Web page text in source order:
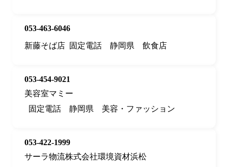
053-463-6046
新藤そば店 固定電話 静岡県 飲食店
053-454-9021
美容室マミー
固定電話
静岡県 美容・ファッション
053-422-1999
サーラ物流株式会社環境資材浜松